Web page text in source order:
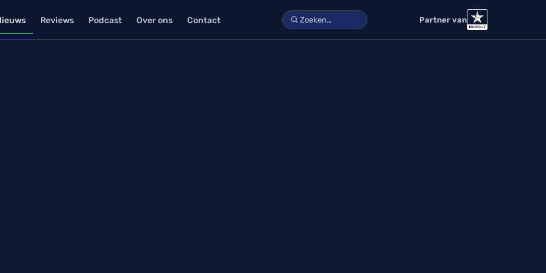
Reviews Podcast Over ons Contact Partner van